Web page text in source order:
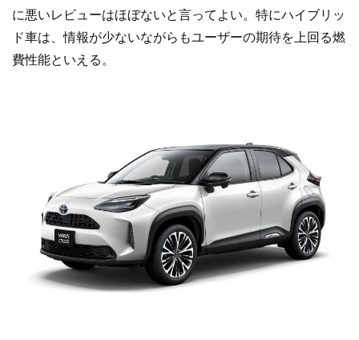
に悪いレビューはほぼないと言ってよい。特にハイブリッ
ド車は、情報が少ないながらもユーザーの期待を上回る燃
費性能といえる。